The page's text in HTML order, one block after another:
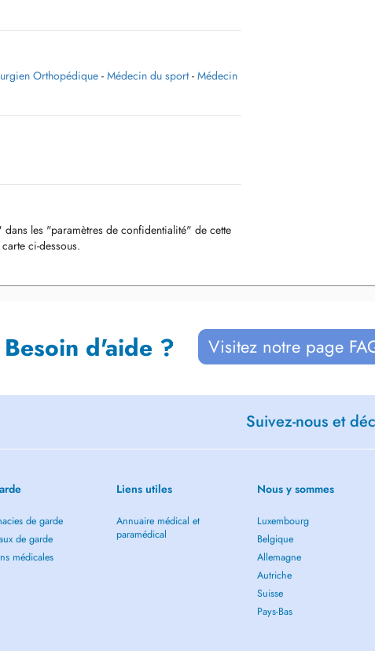
Orthopédique- Médecin du sport - Médecin
les "paramètres de confidentialité" de cette
ci-dessous.
Besoin d'aide ? Visitez notre page
Suivez-nous et
de garde
de garde
médicales
Liens utiles
Annuaire médical et
paramédical
Nous y sommes
Luxembourg
Belgique
Allemagne
Autriche
Suisse
Pays-Bas